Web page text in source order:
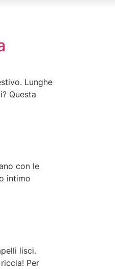
Lunghe
Questa
con le
intimo
lisci.
Per